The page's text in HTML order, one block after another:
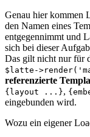
Genau hier kommen
den Namen eines
entgegennimmt und
sich bei dieser
Das gilt nicht nur für
$latte-
referenzierte
{layout ...},
eingebunden wird.
Wozu ein eigener